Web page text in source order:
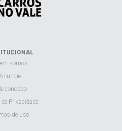
somos
Anuncie
conosco
de Privacidade
de uso